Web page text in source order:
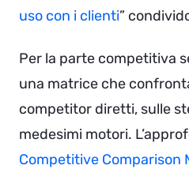
uso con i clienti”
Per la parte competitiva
una matrice che
competitor diretti, sulle
medesimi motori.
Competitive Comparison